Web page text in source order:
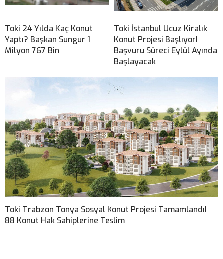
Toki 24 Yılda Kaç Konut
Yaptı? Başkan Sungur 1
Milyon 767 Bin
Toki İstanbul Ucuz Kiralık
Konut Projesi Başlıyor!
Başvuru Süreci Eylül Ayında
Başlayacak
Toki Trabzon Tonya Sosyal Konut Projesi Tamamlandı!
88 Konut Hak Sahiplerine Teslim